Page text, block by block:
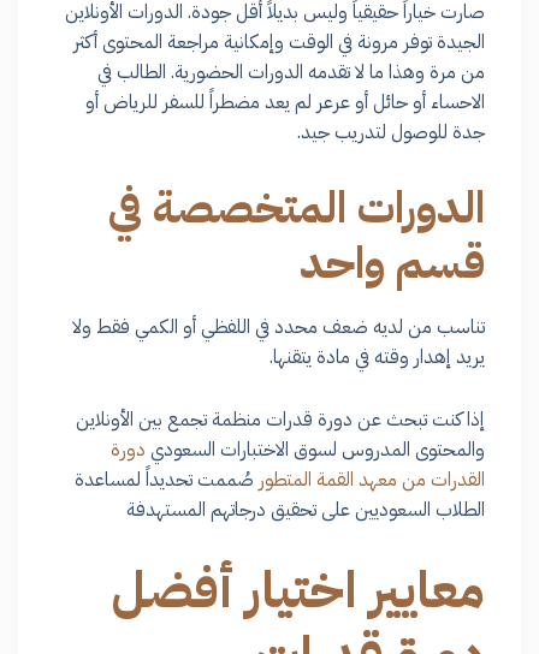
صارت خياراً حقيقياً وليس بديلاً أقل جودة. الدورات الأونلاين
الجيدة توفر مرونة في الوقت وإمكانية مراجعة المحتوى أكثر
من مرة وهذا ما لا تقدمه الدورات الحضورية. الطالب في
الاحساء أو حائل أو عرعر لم يعد مضطراً للسفر للرياض أو
جدة للوصول لتدريب جيد.
الدورات المتخصصة في
قسم واحد
تناسب من لديه ضعف محدد في اللفظي أو الكمي فقط ولا
يريد إهدار وقته في مادة يتقنها.
إذا كنت تبحث عن دورة قدرات منظمة تجمع بين الأونلاين
والمحتوى المدروس لسوق الاختبارات السعودي دورة
القدرات من معهد القمة المتطور صُممت تحديداً لمساعدة
الطلاب السعوديين على تحقيق درجاتهم المستهدفة
معايير اختيار أفضل